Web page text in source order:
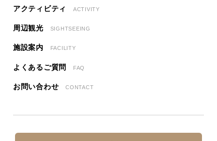
アクティビティ ACTIVITY
周辺観光 SIGHTSEEING
施設案内 FACILITY
よくあるご質問 FAQ
お問い合わせ CONTACT